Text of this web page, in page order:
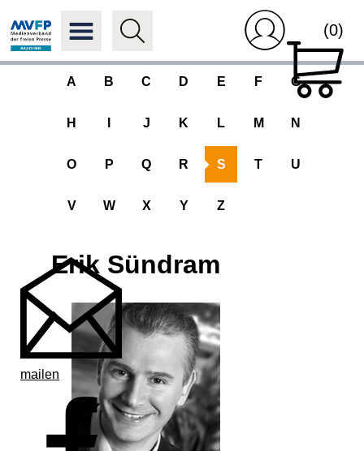
(0)
A B C D E F G
H J K L M N
O P Q R S T U
V W X Y Z
mailen
Erik Sündram